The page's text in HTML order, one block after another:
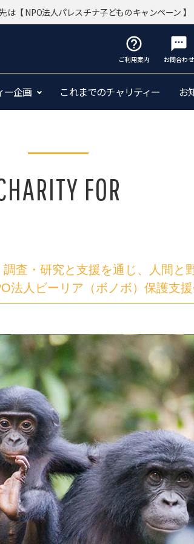
は【 NPO法人パレスチナ子どものキャンペーン 】
help_outline
ご利用案内
sms
お問合わせ
ー企画 これまでのチャリティー お
FOR
査・研究と支援を通じ、人間と
法人ビーリア（ボノボ）保護支